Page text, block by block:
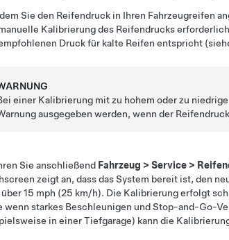
Sie den Reifendruck in Ihren Fahrzeugreifen
Kalibrierung des Reifendrucks
Druck für kalte Reifen entspricht
einer Kalibrierung mit zu hohem oder zu
ausgegeben werden, wenn der
Sie anschließend Fahrzeug > Service >
zeigt an, dass das System bereit ist, den
über 15 mph (25 km/h). Die Kalibrierung erfolgt
wenn starkes Beschleunigen und Stop-and-Go-
in einer Tiefgarage) kann die